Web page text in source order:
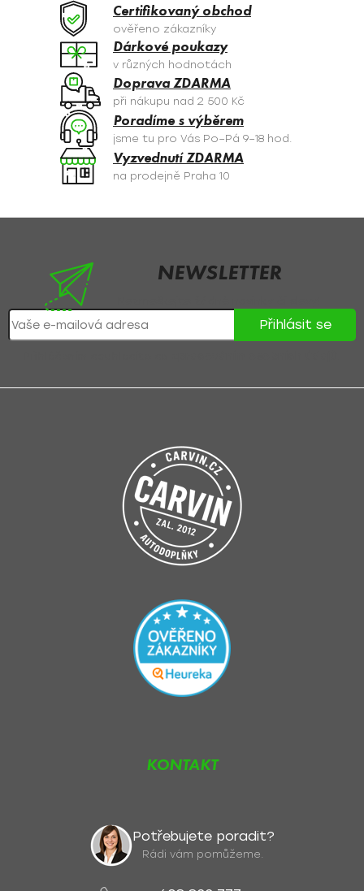
c
í
p
r
v
k
y
v
ý
p
s
Certifikovaný obchod
ověřeno zákazníky
Dárkové poukazy
v různých hodnotách
Doprava ZDARMA
při nákupu nad 2 500 Kč
Poradíme s výběrem
jsme tu pro Vás Po–Pá 9–18 hod.
Vyzvednutí ZDARMA
na prodejně Praha 10
NEWSLETTER
Přihlásit se
KONTAKT
Potřebujete poradit?
Rádi vám pomůžeme.